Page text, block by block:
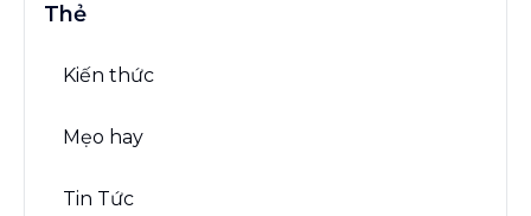
Thẻ
Kiến thức
Mẹo hay
Tin Tức